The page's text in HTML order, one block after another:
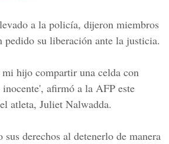
a la policía, dijeron miembros
pedido su liberación ante la justicia.
mi hijo compartir una celda con
afirmó a la AFP este
atleta, Juliet Nalwadda.
derechos al detenerlo de manera